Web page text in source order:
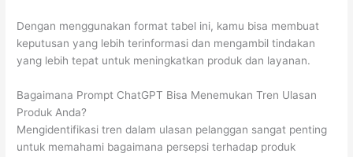
Dengan menggunakan format tabel ini, kamu bisa membuat
keputusan yang lebih terinformasi dan mengambil tindakan
yang lebih tepat untuk meningkatkan produk dan layanan.
Bagaimana Prompt ChatGPT Bisa Menemukan Tren Ulasan
Produk Anda?
Mengidentifikasi tren dalam ulasan pelanggan sangat penting
untuk memahami bagaimana persepsi terhadap produk